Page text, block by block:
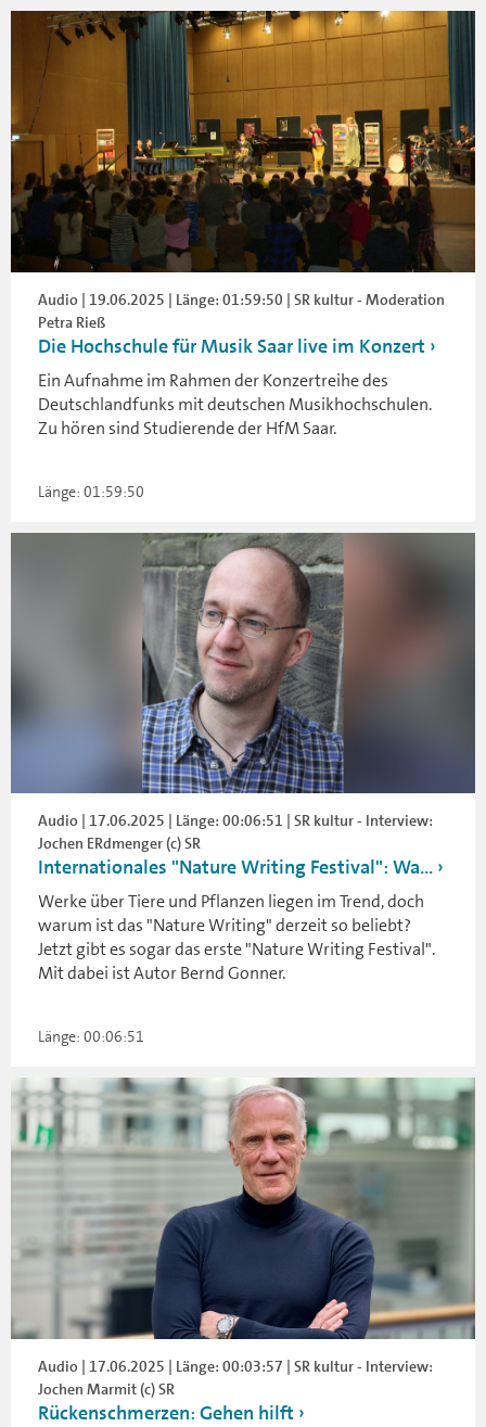
Audio | 19.06.2025 | Länge: 01:59:50 | SR kultur - Moderation
Petra Rieß
Die Hochschule für Musik Saar live im Konzert
Ein Aufnahme im Rahmen der Konzertreihe des
Deutschlandfunks mit deutschen Musikhochschulen.
Zu hören sind Studierende der HfM Saar.
Länge: 01:59:50
Audio | 17.06.2025 | Länge: 00:06:51 | SR kultur - Interview:
Jochen ERdmenger (c) SR
Internationales "Nature Writing Festival": Wa...
Werke über Tiere und Pflanzen liegen im Trend, doch
warum ist das "Nature Writing" derzeit so beliebt?
Jetzt gibt es sogar das erste "Nature Writing Festival".
Mit dabei ist Autor Bernd Gonner.
Länge: 00:06:51
Audio | 17.06.2025 | Länge: 00:03:57 | SR kultur - Interview:
Jochen Marmit (c) SR
Rückenschmerzen: Gehen hilft